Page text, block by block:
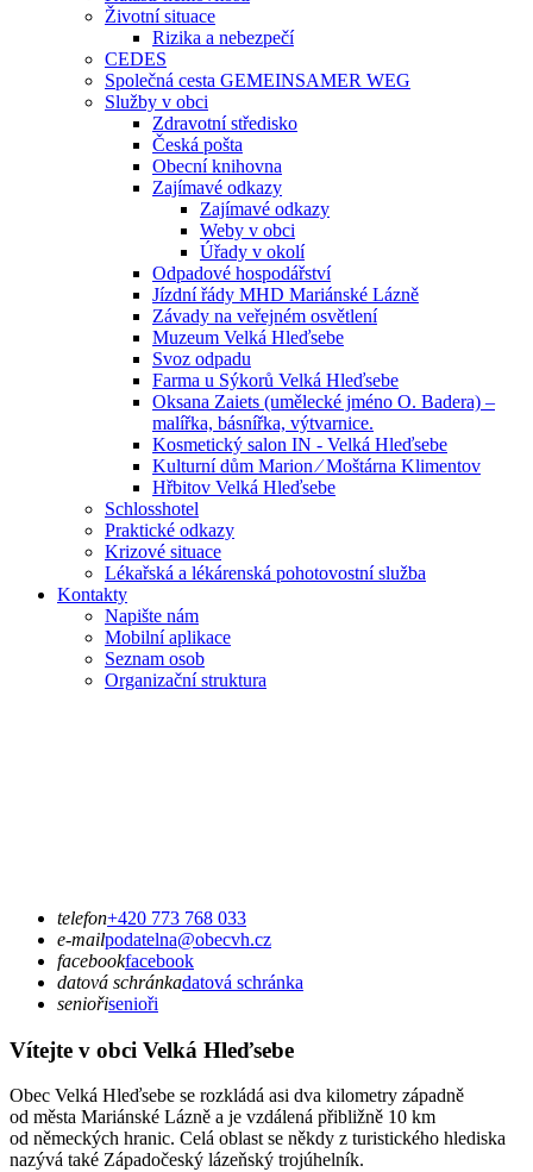
Životní situace
Rizika a nebezpečí
CEDES
Společná cesta GEMEINSAMER WEG
Služby v obci
Zdravotní středisko
Česká pošta
Obecní knihovna
Zajímavé odkazy
Zajímavé odkazy
Weby v obci
Úřady v okolí
Odpadové hospodářství
Jízdní řády MHD Mariánské Lázně
Závady na veřejném osvětlení
Muzeum Velká Hleďsebe
Svoz odpadu
Farma u Sýkorů Velká Hleďsebe
Oksana Zaiets (umělecké jméno O. Badera) –
malířka, básnířka, výtvarnice.
Kosmetický salon IN - Velká Hleďsebe
Kulturní dům Marion ⁄ Moštárna Klimentov
Hřbitov Velká Hleďsebe
Schlosshotel
Praktické odkazy
Krizové situace
Lékařská a lékárenská pohotovostní služba
Kontakty
Napište nám
Mobilní aplikace
Seznam osob
Organizační struktura
telefon+420 773 768 033
e-mailpodatelna@obecvh.cz
facebookfacebook
datová schránkadatová schránka
seniořisenioři
Vítejte v obci Velká Hleďsebe
Obec Velká Hleďsebe se rozkládá asi dva kilometry západně
od města Mariánské Lázně a je vzdálená přibližně 10 km
od německých hranic. Celá oblast se někdy z turistického hlediska
nazývá také Západočeský lázeňský trojúhelník.